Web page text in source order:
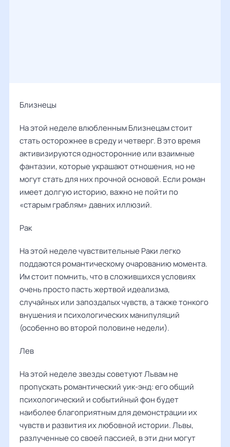
Близнецы
На этой неделе влюбленным Близнецам стоит
стать осторожнее в среду и четверг. В это время
активизируются односторонние или взаимные
фантазии, которые украшают отношения, но не
могут стать для них прочной основой. Если роман
имеет долгую историю, важно не пойти по
«старым граблям» давних иллюзий.
Рак ‌‌
На этой неделе чувствительные Раки легко
поддаются романтическому очарованию момента.
Им стоит помнить, что в сложившихся условиях
очень просто пасть жертвой идеализма,
случайных или запоздалых чувств, а также тонкого
внушения и психологических манипуляций
(особенно во второй половине недели).
Лев ‌‌
На этой неделе звезды советуют Львам не
пропускать романтический уик-энд: его общий
психологический и событийный фон будет
наиболее благоприятным для демонстрации их
чувств и развития их любовной истории. Львы,
разлученные со своей пассией, в эти дни могут